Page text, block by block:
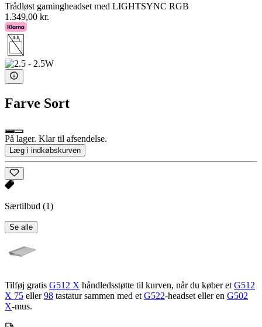
Trådløst gamingheadset med LIGHTSYNC RGB
1.349,00 kr.
Farve Sort
På lager. Klar til afsendelse.
Læg i indkøbskurven
Særtilbud (1)
Se alle
Tilføj gratis G512 X håndledsstøtte til kurven, når du køber et G512
X 75 eller98 tastatur sammen med et G522-headset eller en G502
X-mus.